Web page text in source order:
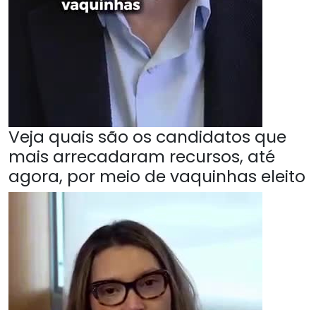
Veja quais são os candidatos que
mais arrecadaram recursos, até
agora, por meio de vaquinhas eleito